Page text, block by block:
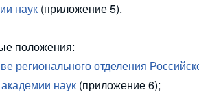
наук (приложение 5).
положения:
регионального отделения
наук (приложение 6);